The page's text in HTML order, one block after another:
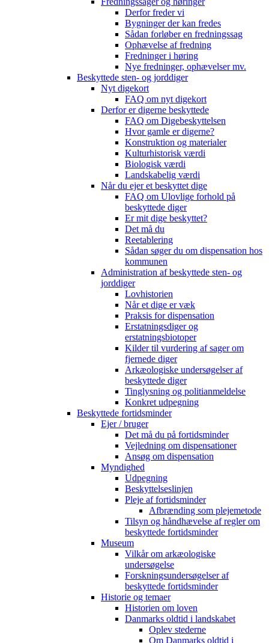
Derfor freder vi
Bygninger der kan fredes
Sådan forløber en fredningssag
Ophævelse af fredning
Fredninger i høring
Nye fredninger, ophævelser mv.
Beskyttede sten- og jorddiger
Nyt digekort
FAQ om nyt digekort
Derfor er digerne beskyttede
FAQ om Digebeskyttelsen
Hvor gamle er digerne?
Konstruktion og materialer
Kulturhistorisk værdi
Biologisk værdi
Landskabelig værdi
Når du ejer et beskyttet dige
FAQ om Ulovlige forhold på
beskyttede diger
Er mit dige beskyttet?
Det må du
Reetablering
Sådan søger du om dispensation hos
kommunen
Administration af beskyttede sten- og
jorddiger
Lovhistorien
Når et dige er væk
Praksis for dispensation
Erstatningsdiger og
erstatningsbiotoper
Kilder til vurdering af sager om
fjernede diger
Arkæologiske undersøgelser af
beskyttede diger
Tinglysning og politianmeldelse
Konkret udpegning
Beskyttede fortidsminder
Ejer / bruger
Det må du på fortidsminder
Vejledning om dispensationer
Ansøg om dispensation
Myndighed
Udpegning
Beskyttelseslinjen
Pleje af fortidsminder
Afbrænding som plejemetode
Tilsyn og håndhævelse af regler om
beskyttede fortidsminder
Museum
Vilkår om arkæologiske
undersøgelse
Forskningsundersøgelser af
beskyttede fortidsminder
Historie og temaer
Historien om loven
Danmarks oldtid i landskabet
Oplev stederne
Om Danmarks oldtid i